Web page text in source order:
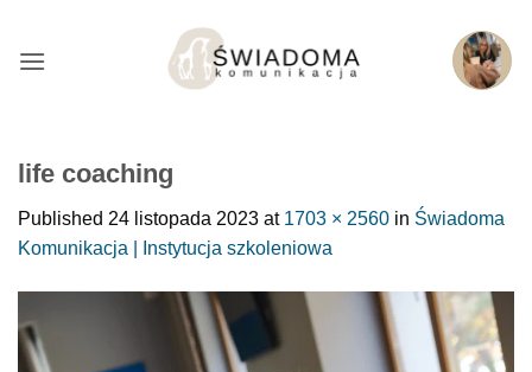
treści
life coaching
Published 24 listopada 2023 at 1703 × 2560 in Świadoma
Komunikacja | Instytucja szkoleniowa